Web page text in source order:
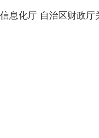
息化厅 自治区财政厅